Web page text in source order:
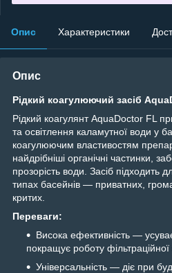
Опис Характеристики
Опис
Рідкий коагулюючий засіб
Рідкий коагулянт AquaDoctor FL
та освітлення каламутної води у
коагулюючим властивостям
найдрібніші органічні частинки,
прозорість води. Засіб підходить
типах басейнів — приватних,
критих.
Переваги:
Висока ефективність —
покращує роботу фільтраційної
Універсальність — діє при